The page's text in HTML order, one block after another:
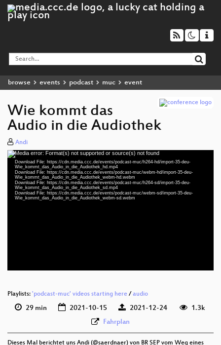
browse events podcast muc event
Wie kommt das
Audio in die Audiothek
Andi
Video
Player
Media error: Format(s) not supported or source(s) not found
Download File: https://cdn.media.ccc.de/events/podcast-muc/h264-hd/import-35-deu-
Wie_kommt_das_Audio_in_die_Audiothek_hd.mp4
Download File: https://cdn.media.ccc.de/events/podcast-muc/webm-hd/import-35-deu-
Wie_kommt_das_Audio_in_die_Audiothek_webm-hd.webm
Download File: https://cdn.media.ccc.de/events/podcast-muc/h264-sd/import-35-deu-
Wie_kommt_das_Audio_in_die_Audiothek_sd.mp4
Download File: https://cdn.media.ccc.de/events/podcast-muc/webm-sd/import-35-deu-
Wie_kommt_das_Audio_in_die_Audiothek_webm-sd.webm
Playlists: 'podcast-muc' videos starting here / audio
29 min 2021-10-15 2021-12-24
1.3k
Fahrplan
Dieses Mal berichtet uns Andi (@saerdnaer) von BR SEP vom Weg eines